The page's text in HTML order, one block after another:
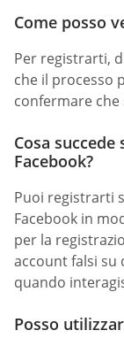
Come posso
Per registrarti,
che il processo
confermare
Cosa
Facebook?
Puoi registrarti
Facebook in
per la
account falsi
quando
Posso